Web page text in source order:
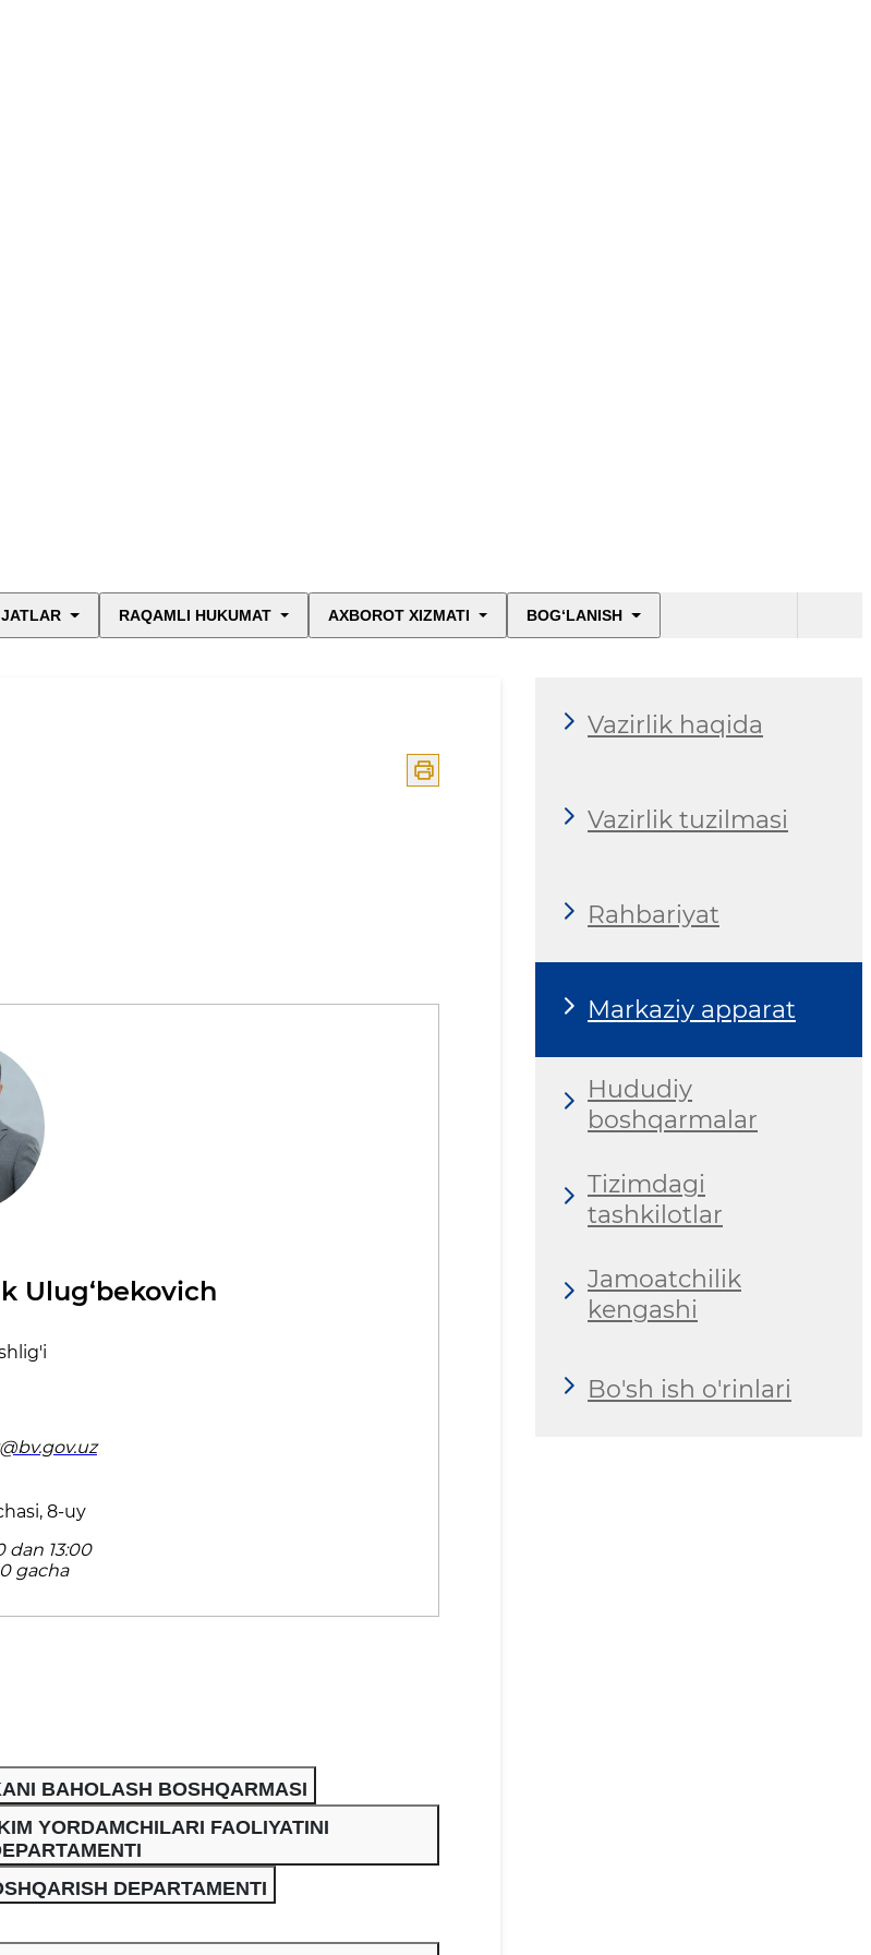
RAQAMLI HUKUMAT AXBOROT XIZMATI BOG‘LANISH
Ulug‘bekovich
8-uy
dan 13:00
gacha
BAHOLASH BOSHQARMASI
YORDAMCHILARI FAOLIYATINI
DEPARTAMENTI
Vazirlik haqida
Vazirlik tuzilmasi
Rahbariyat
Markaziy apparat
Hududiy
boshqarmalar
Tizimdagi
tashkilotlar
Jamoatchilik
kengashi
Bo'sh ish o'rinlari